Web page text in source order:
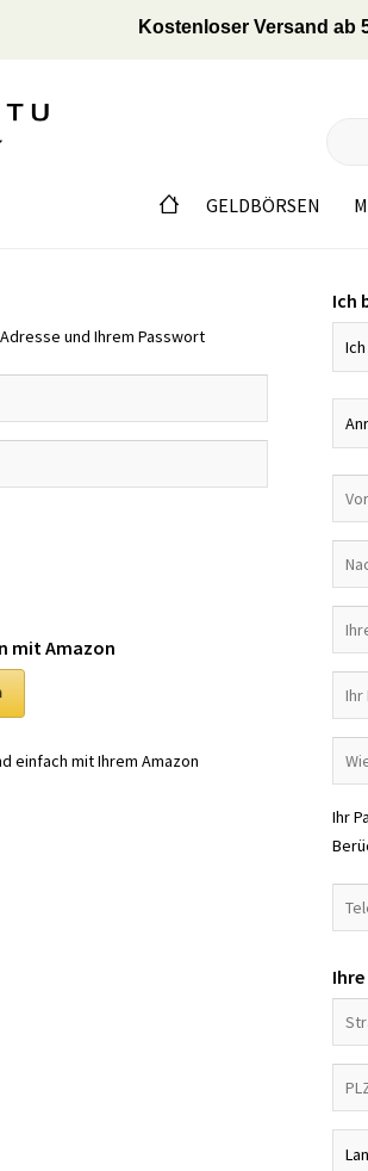
Kostenloser Versand ab
GELDBÖRSEN
Ich
Ihr
und Ihrem Passwort
mit Amazon
einfach mit Ihrem Amazon